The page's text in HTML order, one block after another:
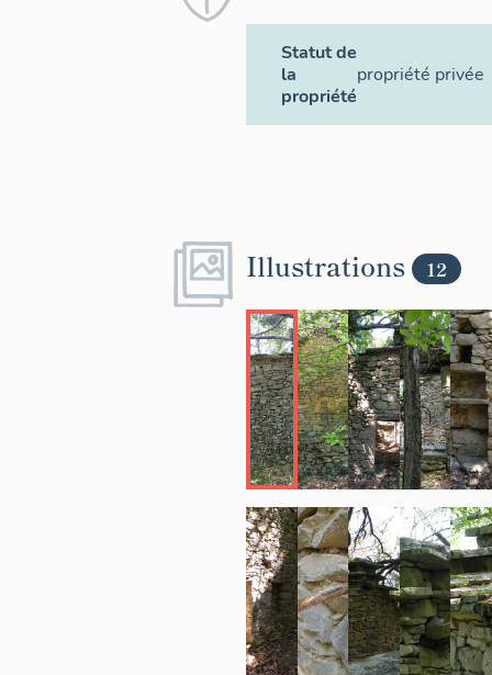
Statut de
la
propriété
propriété privée
Illustrations 12